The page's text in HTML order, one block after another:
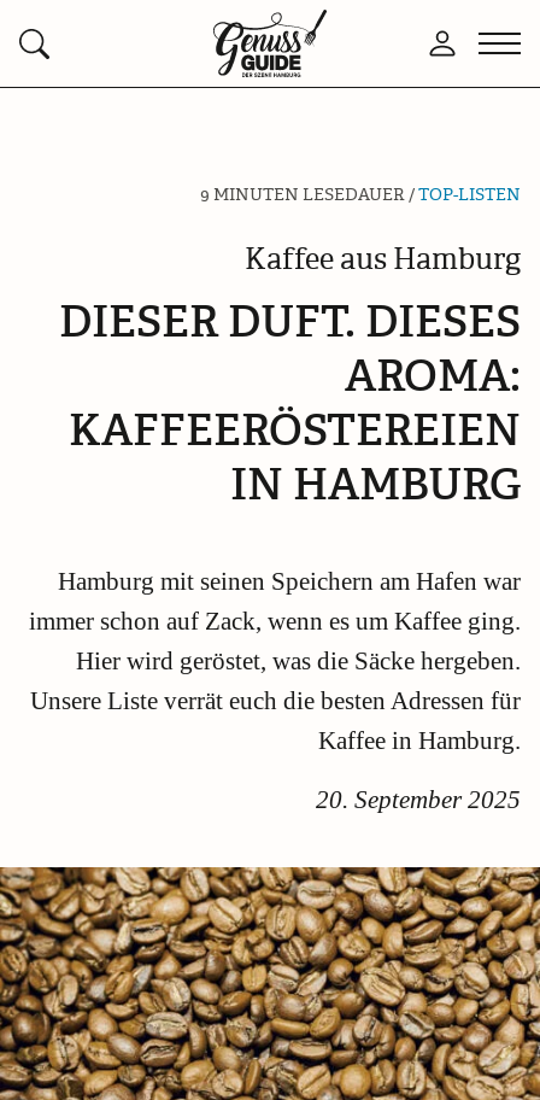
Suchen
Zurück
zur
Anmelden
9 MINUTEN LESEDAUER /TOP-LISTEN
Kaffee aus Hamburg
DIESER DUFT. DIESES
AROMA:
KAFFEERÖSTEREIEN
IN HAMBURG
Hamburg mit seinen Speichern am Hafen war
immer schon auf Zack, wenn es um Kaffee ging.
Hier wird geröstet, was die Säcke hergeben.
Unsere Liste verrät euch die besten Adressen für
Kaffee in Hamburg.
20. September 2025